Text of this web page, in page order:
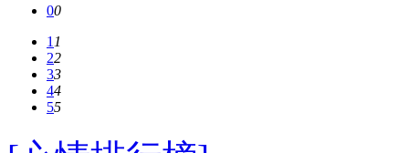
00
11
22
33
44
55